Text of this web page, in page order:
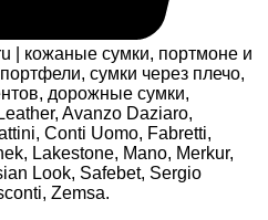
| кожаные сумки, портмоне и
сумки через плечо,
дорожные сумки,
Avanzo Daziaro,
Conti Uomo, Fabretti,
Lakestone, Mano, Merkur,
Look, Safebet, Sergio
Zemsa.